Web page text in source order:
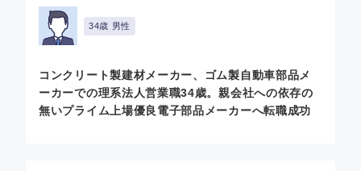
34歳 男性
コンクリート製建材メーカー、ゴム製自動車部品メ
ーカーでの理系法人営業職34歳。親会社への依存の
無いプライム上場優良電子部品メーカーへ転職成功